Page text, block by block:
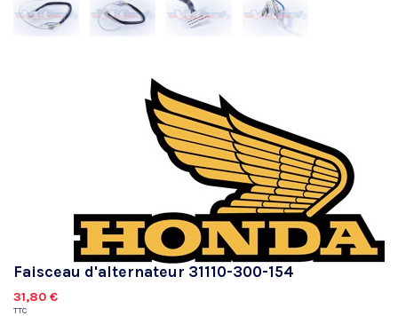
Faisceau d'alternateur 31110-300-154
31,80 €
TTC